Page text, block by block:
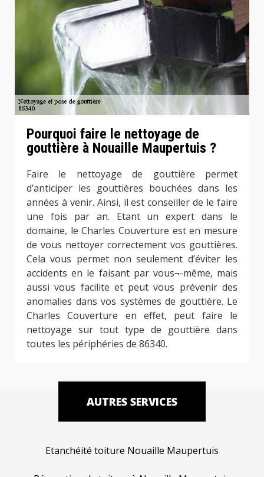
Pourquoi faire le nettoyage de
gouttière à Nouaille Maupertuis ?
Faire le nettoyage de gouttière permet
d’anticiper les gouttières bouchées dans les
années à venir. Ainsi, il est conseiller de le faire
une fois par an. Etant un expert dans le
domaine, le Charles Couverture est en mesure
de vous nettoyer correctement vos gouttières.
Cela vous permet non seulement d’éviter les
accidents en le faisant par vous¬-même, mais
aussi vous facilite et peut vous prévenir des
anomalies dans vos systèmes de gouttière. Le
Charles Couverture en effet, peut faire le
nettoyage sur tout type de gouttière dans
toutes les périphéries de 86340.
AUTRES SERVICES
Etanchéité toiture Nouaille Maupertuis